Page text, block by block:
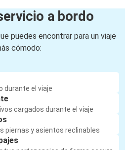
a bordo
puedes encontrar para un viaje
cómodo:
durante el viaje
cargados durante el viaje
piernas y asientos reclinables